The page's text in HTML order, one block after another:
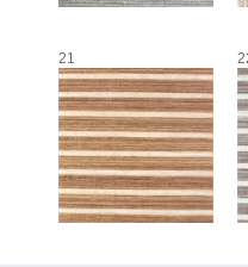
21